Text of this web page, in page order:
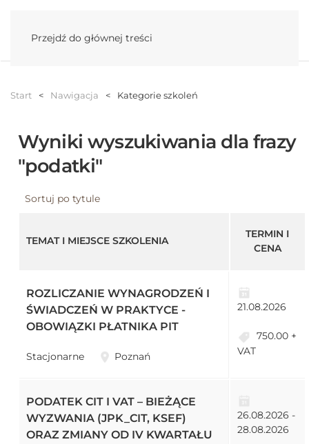
Przejdź do głównej treści
Start Nawigacja Kategorie szkoleń
Wyniki wyszukiwania dla frazy
"podatki"
Sortuj po tytule
TEMAT I MIEJSCE SZKOLENIA
TERMIN I
CENA
ROZLICZANIE WYNAGRODZEŃ I
ŚWIADCZEŃ W PRAKTYCE -
OBOWIĄZKI PŁATNIKA PIT
Stacjonarne Poznań
21.08.2026
750.00 +
VAT
PODATEK CIT I VAT – BIEŻĄCE
WYZWANIA (JPK_CIT, KSEF)
ORAZ ZMIANY OD IV KWARTAŁU
26.08.2026 -
28.08.2026